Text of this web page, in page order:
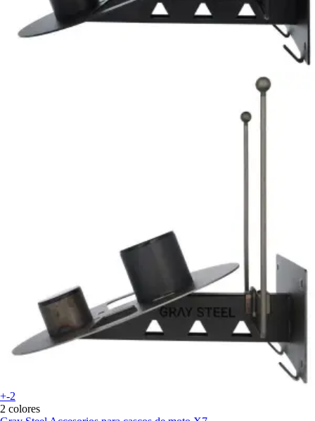
+-2
2 colores